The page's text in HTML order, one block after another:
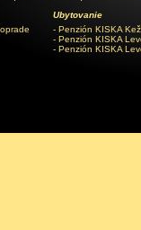
Ubytovanie
Penzión KISKA
Penzión KISKA
Penzión KISKA